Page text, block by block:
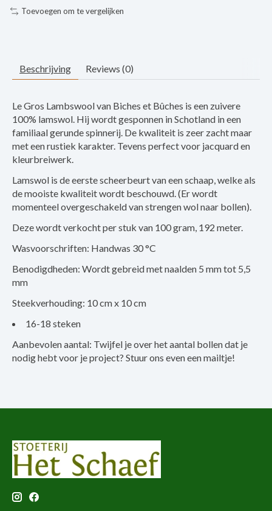
Toevoegen om te vergelijken
Beschrijving Reviews (0)
Le Gros Lambswool van Biches et Bûches is een zuivere
100% lamswol. Hij wordt gesponnen in Schotland in een
familiaal gerunde spinnerij. De kwaliteit is zeer zacht maar
met een rustiek karakter. Tevens perfect voor jacquard en
kleurbreiwerk.
Lamswol is de eerste scheerbeurt van een schaap, welke als
de mooiste kwaliteit wordt beschouwd. (Er wordt
momenteel overgeschakeld van strengen wol naar bollen).
Deze wordt verkocht per stuk van 100 gram, 192 meter.
Wasvoorschriften: Handwas 30 °C
Benodigdheden: Wordt gebreid met naalden 5 mm tot 5,5
mm
Steekverhouding: 10 cm x 10 cm
16-18 steken
Aanbevolen aantal: Twijfel je over het aantal bollen dat je
nodig hebt voor je project? Stuur ons even een mailtje!